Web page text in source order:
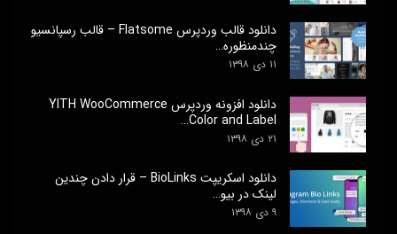
دانلود قالب وردپرس Flatsome – قالب رسپانسیو
چندمنظوره…
۱۱ دی ۱۳۹۸
دانلود افزونه وردپرس YITH WooCommerce
Color and Label…
۲۱ دی ۱۳۹۸
دانلود اسکریپت BioLinks – قرار دادن چندین
لینک در بیو…
۹ دی ۱۳۹۸